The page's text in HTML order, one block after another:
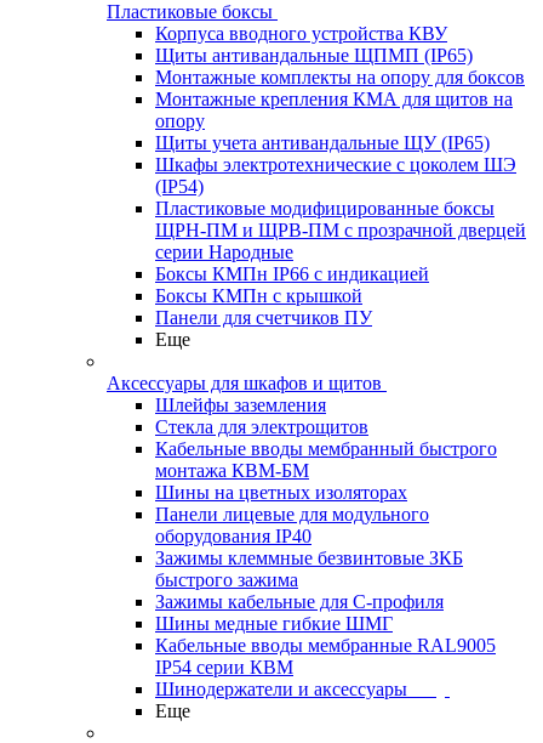
Пластиковые боксы
Корпуса вводного устройства КВУ
Щиты антивандальные ЩПМП (IP65)
Монтажные комплекты на опору для боксов
Монтажные крепления КМА для щитов на
опору
Щиты учета антивандальные ЩУ (IP65)
Шкафы электротехнические с цоколем ШЭ
(IP54)
Пластиковые модифицированные боксы
ЩРН-ПМ и ЩРВ-ПМ с прозрачной дверцей
серии Народные
Боксы КМПн IP66 с индикацией
Боксы КМПн с крышкой
Панели для счетчиков ПУ
Еще
Аксессуары для шкафов и щитов
Шлейфы заземления
Стекла для электрощитов
Кабельные вводы мембранный быстрого
монтажа КВМ-БМ
Шины на цветных изоляторах
Панели лицевые для модульного
оборудования IP40
Зажимы клеммные безвинтовые ЗКБ
быстрого зажима
Зажимы кабельные для С-профиля
Шины медные гибкие ШМГ
Кабельные вводы мембранные RAL9005
IP54 серии КВМ
Шинодержатели и аксессуары
Еще